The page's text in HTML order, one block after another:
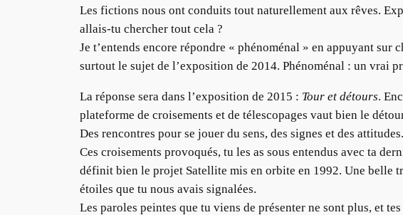
Les fictions nous ont conduits tout naturellement aux rêves.
allais-tu chercher tout cela ?
Je t’entends encore répondre « phénoménal » en appuyant sur
surtout le sujet de l’exposition de 2014. Phénoménal : un vrai
La réponse sera dans l’exposition de 2015 : Tour et détours.
plateforme de croisements et de télescopages vaut bien le
Des rencontres pour se jouer du sens, des signes et des
Ces croisements provoqués, tu les as sous entendus avec ta
définit bien le projet Satellite mis en orbite en 1992. Une belle
étoiles que tu nous avais signalées.
Les paroles peintes que tu viens de présenter ne sont plus, et